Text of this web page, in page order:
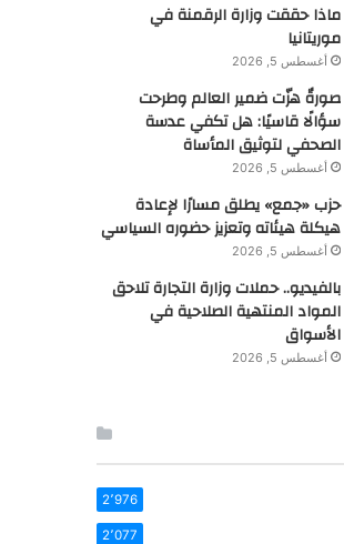
ماذا حققت وزارة الرقمنة في
موريتانيا
أغسطس 5, 2026
صورةٌ هزّت ضمير العالم وطرحت
سؤالًا قاسيًا: هل تكفي عدسة
الصحفي لتوثيق المأساة
أغسطس 5, 2026
حزب «جمع» يطلق مسارًا لإعادة
هيكلة هيئاته وتعزيز حضوره السياسي
أغسطس 5, 2026
بالفيديو.. حملات وزارة التجارة تلاحق
المواد المنتهية الصلاحية في
الأسواق
أغسطس 5, 2026
2٬976
2٬077